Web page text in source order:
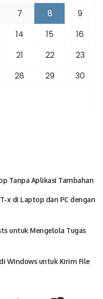
7 8
9
14 15
16
21 22
23
28 29
30
Tanpa Aplikasi Tambahan
x di Laptop dan PC dengan
untuk Mengelola Tugas
Windows untuk Kirim File